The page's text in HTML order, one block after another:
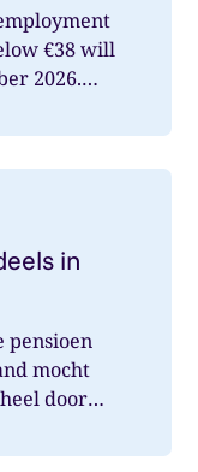
€38 will
2026.
in
pensioen
mocht
door